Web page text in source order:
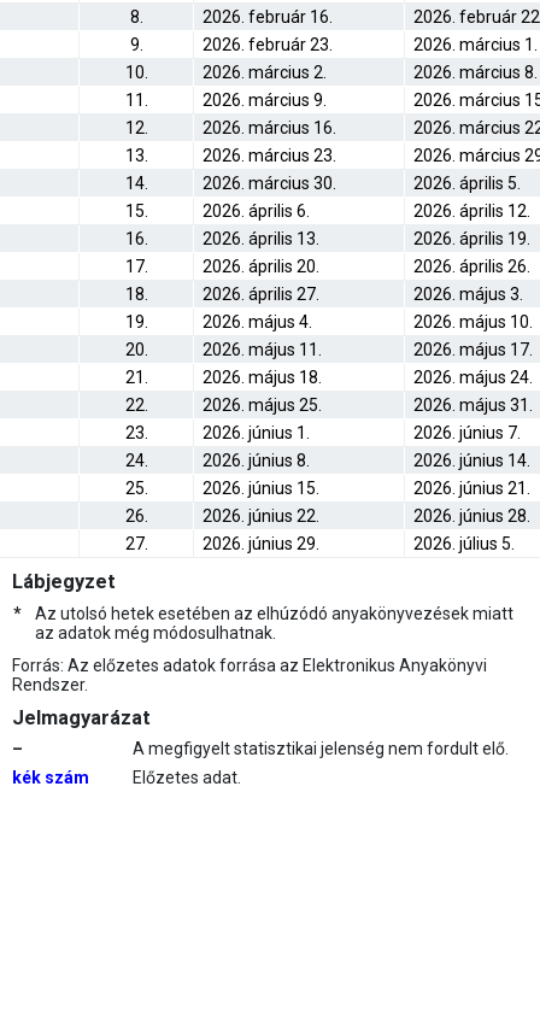
8.
2026. február 16.
2026. február
9.
2026. február 23.
2026. március 1.
10.
2026. március 2.
2026. március 8.
11.
2026. március 9.
2026. március
12.
2026. március 16.
2026. március
13.
2026. március 23.
2026. március
14.
2026. március 30.
2026. április 5.
15.
2026. április 6.
2026. április 12.
16.
2026. április 13.
2026. április 19.
17.
2026. április 20.
2026. április 26.
18.
2026. április 27.
2026. május 3.
19.
2026. május 4.
2026. május 10.
20.
2026. május 11.
2026. május 17.
21.
2026. május 18.
2026. május 24.
22.
2026. május 25.
2026. május 31.
23.
2026. június 1.
2026. június 7.
24.
2026. június 8.
2026. június 14.
25.
2026. június 15.
2026. június 21.
26.
2026. június 22.
2026. június 28.
27.
2026. június 29. 2026. július 5.
Lábjegyzet
*
Az utolsó hetek esetében az elhúzódó anyakönyvezések miatt
az adatok még módosulhatnak.
Forrás: Az előzetes adatok forrása az Elektronikus Anyakönyvi
Rendszer.
Jelmagyarázat
–
A megfigyelt statisztikai jelenség nem fordult elő.
kék szám
Előzetes adat.